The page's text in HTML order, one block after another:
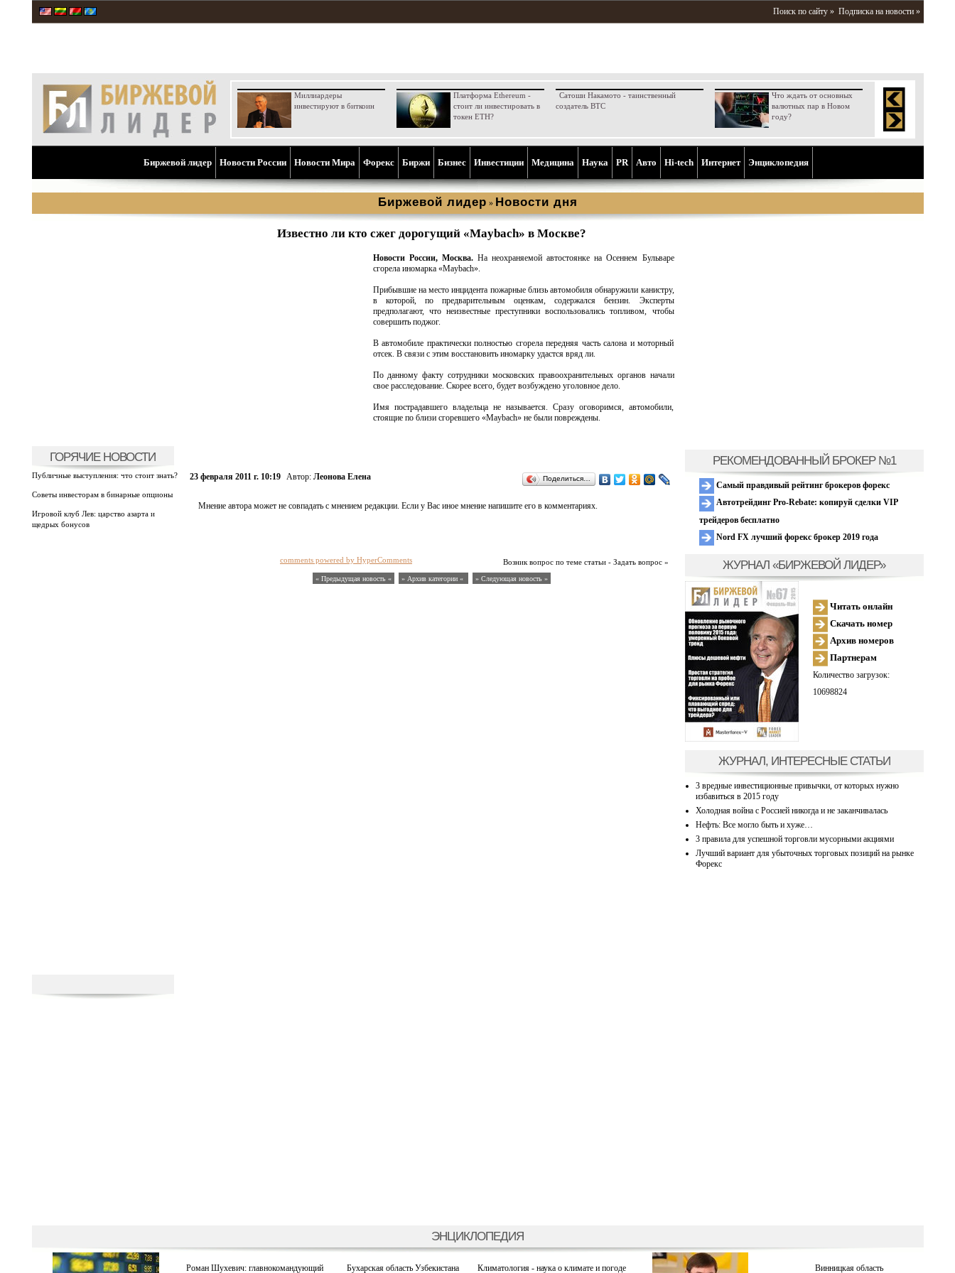
Поиск по сайту » Подписка на новости »
Миллиардеры
инвестируют в биткоин
Платформа Ethereum -
стоит ли инвестировать в
токен ETH?
Сатоши Накамото - таинственный
создатель BTC
Что ждать от основных
валютных пар в Новом
году?
Биржевой лидер Новости России Новости Мира Форекс Биржи Бизнес Инвестиции Медицина Наука PR Aвто Hi-tech Интернет Энциклопедия
Биржевой лидер » Новости дня
ГОРЯЧИЕ НОВОСТИ
Публичные выступления: что стоит знать?
Советы инвесторам в бинарные опционы
Игровой клуб Лев: царство азарта и
щедрых бонусов
Известно ли кто сжег дорогущий «Maybach» в Москве?
Новости России, Москва.На неохраняемой автостоянке на Осеннем Бульваре
сгорела иномарка «Maybach».
Прибывшие на место инцидента пожарные близь автомобиля обнаружили канистру,
в которой, по предварительным оценкам, содержался бензин. Эксперты
предполагают, что неизвестные преступники воспользовались топливом, чтобы
совершить поджог.
В автомобиле практически полностью сгорела передняя часть салона и моторный
отсек. В связи с этим восстановить иномарку удастся вряд ли.
По данному факту сотрудники московских правоохранительных органов начали
свое расследование. Скорее всего, будет возбуждено уголовное дело.
Имя пострадавшего владельца не называется. Сразу оговоримся, автомобили,
стоящие по близи сгоревшего «Maybach» не были повреждены.
23 февраля 2011 г. 10:19 Автор: Леонова Елена Поделиться…
Мнение автора может не совпадать с мнением редакции. Если у Вас иное мнение напишите его в комментариях.
Возник вопрос по теме статьи - Задать вопрос »
comments powered by HyperComments
« Предыдущая новость « » Архив категории « » Следующая новость »
РЕКОМЕНДОВАННЫЙ БРОКЕР №1
Самый правдивый рейтинг брокеров форекс
Автотрейдинг Pro-Rebate: копируй сделки VIP
трейдеров бесплатно
Nord FX лучший форекс брокер 2019 года
ЖУРНАЛ «БИРЖЕВОЙ ЛИДЕР»
Читать онлайн
Скачать номер
Архив номеров
Партнерам
Количество загрузок:
10698824
ЖУРНАЛ, ИНТЕРЕСНЫЕ СТАТЬИ
3 вредные инвестиционные привычки, от которых нужно
избавиться в 2015 году
Холодная война с Россией никогда и не заканчивалась
Нефть: Все могло быть и хуже…
3 правила для успешной торговли мусорными акциями
Лучший вариант для убыточных торговых позиций на рынке
Форекс
ЭНЦИКЛОПЕДИЯ
Роман Шухевич: главнокомандующий Бухарская область Узбекистана Климатология - наука о климате и погоде Винницкая область